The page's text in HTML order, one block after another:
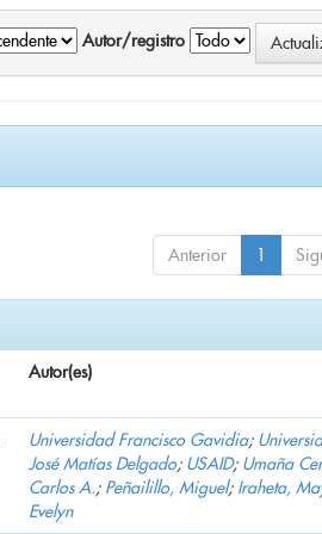
Autor/registro
Anterior 1
Autor(es)
Universidad Francisco Gavidia;
José Matías Delgado; USAID; Umaña
Carlos A.; Peñailillo, Miguel; Iraheta,
Evelyn